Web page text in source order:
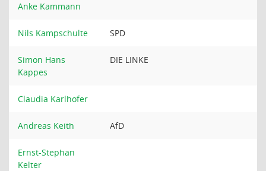
Anke Kammann
Nils Kampschulte SPD
Simon Hans
Kappes
DIE LINKE
Claudia Karlhofer
Andreas Keith AfD
Ernst-Stephan
Kelter